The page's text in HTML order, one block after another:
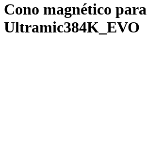
Cono magnético para
Ultramic384K_EVO